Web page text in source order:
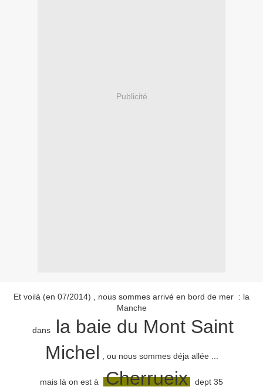
Publicité
Et voilà (en 07/2014) , nous sommes arrivé en bord de mer : la
Manche
dansla baie du Mont Saint
Michel , ou nous sommes déja allée ...
mais là on est à Cherrueix dept 35